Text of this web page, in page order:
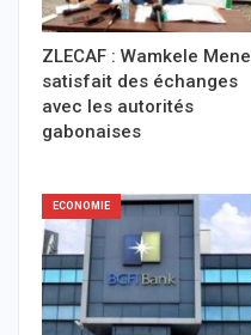
ZLECAF : Wamkele Mene
satisfait des échanges
avec les autorités
gabonaises
ECONOMIE